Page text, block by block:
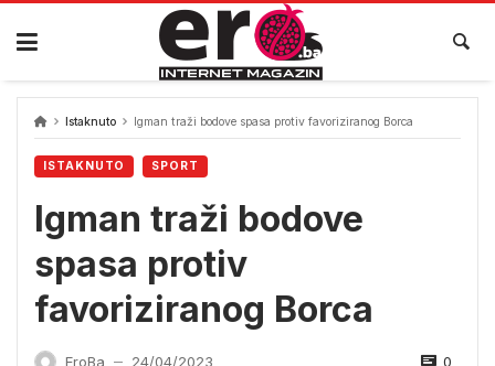
Skip
content
Istaknuto Igman traži bodove spasa protiv favoriziranog Borca
ISTAKNUTO SPORT
Igman traži bodove
spasa protiv
favoriziranog Borca
EroBa — 24/04/2023 0